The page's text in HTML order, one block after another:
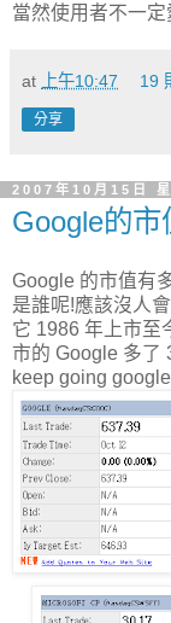
當然使用者不一
at 上午10:47 19
分享
2007年10月15日 星
Google的市
Google 的市值有
是誰呢!應該沒人
它 1986 年上市至
市的 Google 多了
keep going